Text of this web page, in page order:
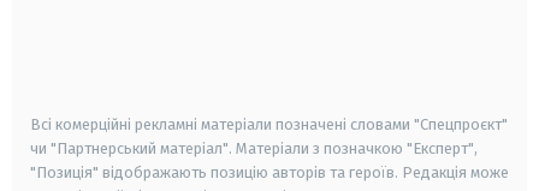
Всі комерційні рекламні матеріали позначені словами "Спецпроєкт"
чи "Партнерський матеріал". Матеріали з позначкою "Експерт",
"Позиція" відображають позицію авторів та героїв. Редакція може